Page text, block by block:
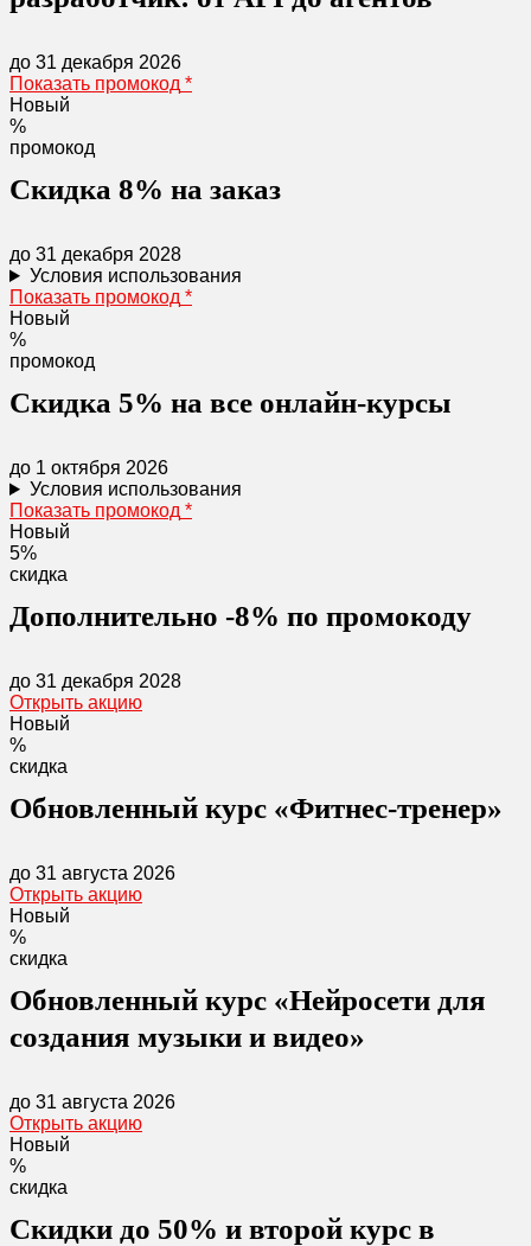
до 31 декабря 2026
Показать промокод *
Новый
%
промокод
Скидка 8% на заказ
до 31 декабря 2028
Условия использования
Показать промокод *
Новый
%
промокод
Скидка 5% на все онлайн-курсы
до 1 октября 2026
Условия использования
Показать промокод *
Новый
5%
скидка
Дополнительно -8% по промокоду
до 31 декабря 2028
Открыть акцию
Новый
%
скидка
Обновленный курс «Фитнес-тренер»
до 31 августа 2026
Открыть акцию
Новый
%
скидка
Обновленный курс «Нейросети для
создания музыки и видео»
до 31 августа 2026
Открыть акцию
Новый
%
скидка
Скидки до 50% и второй курс в